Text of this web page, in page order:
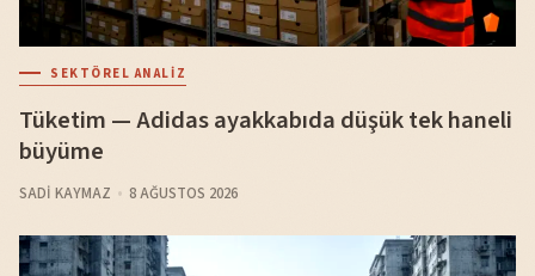
SEKTÖREL ANALIZ
Tüketim — Adidas ayakkabıda düşük tek haneli
büyüme
SADI KAYMAZ 8 AĞUSTOS 2026